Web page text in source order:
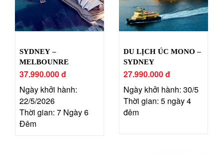
SYDNEY –
MELBOUNRE
37.990.000 đ
Ngày khởi hành:
22/5/2026
Thời gian: 7 Ngày 6
Đêm
DU LỊCH ÚC MONO –
SYDNEY
27.990.000 đ
Ngày khởi hành: 30/5
Thời gian: 5 ngày 4
đêm